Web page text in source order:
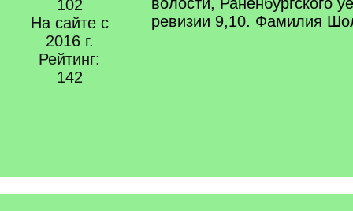
102
На сайте с
2016 г.
Рейтинг:
142
ревизии 9,10. Фамилия